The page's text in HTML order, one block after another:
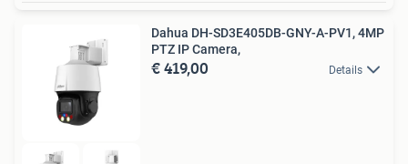
Dahua DH-SD3E405DB-GNY-A-PV1, 4MP
PTZ IP Camera,
€ 419,00 Details